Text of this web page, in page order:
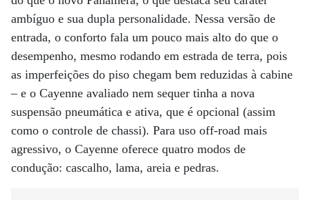
ambíguo e sua dupla personalidade. Nessa versão de
entrada, o conforto fala um pouco mais alto do que o
desempenho, mesmo rodando em estrada de terra, pois
as imperfeições do piso chegam bem reduzidas à cabine
– e o Cayenne avaliado nem sequer tinha a nova
suspensão pneumática e ativa, que é opcional (assim
como o controle de chassi). Para uso off-road mais
agressivo, o Cayenne oferece quatro modos de
condução: cascalho, lama, areia e pedras.